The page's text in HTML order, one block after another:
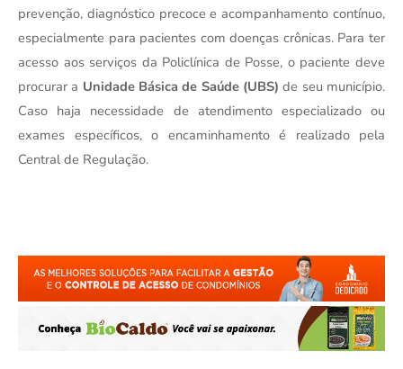
prevenção, diagnóstico precoce e acompanhamento contínuo,
especialmente para pacientes com doenças crônicas. Para ter
acesso aos serviços da Policlínica de Posse, o paciente deve
procurar a Unidade Básica de Saúde (UBS) de seu município.
Caso haja necessidade de atendimento especializado ou
exames específicos, o encaminhamento é realizado pela
Central de Regulação.